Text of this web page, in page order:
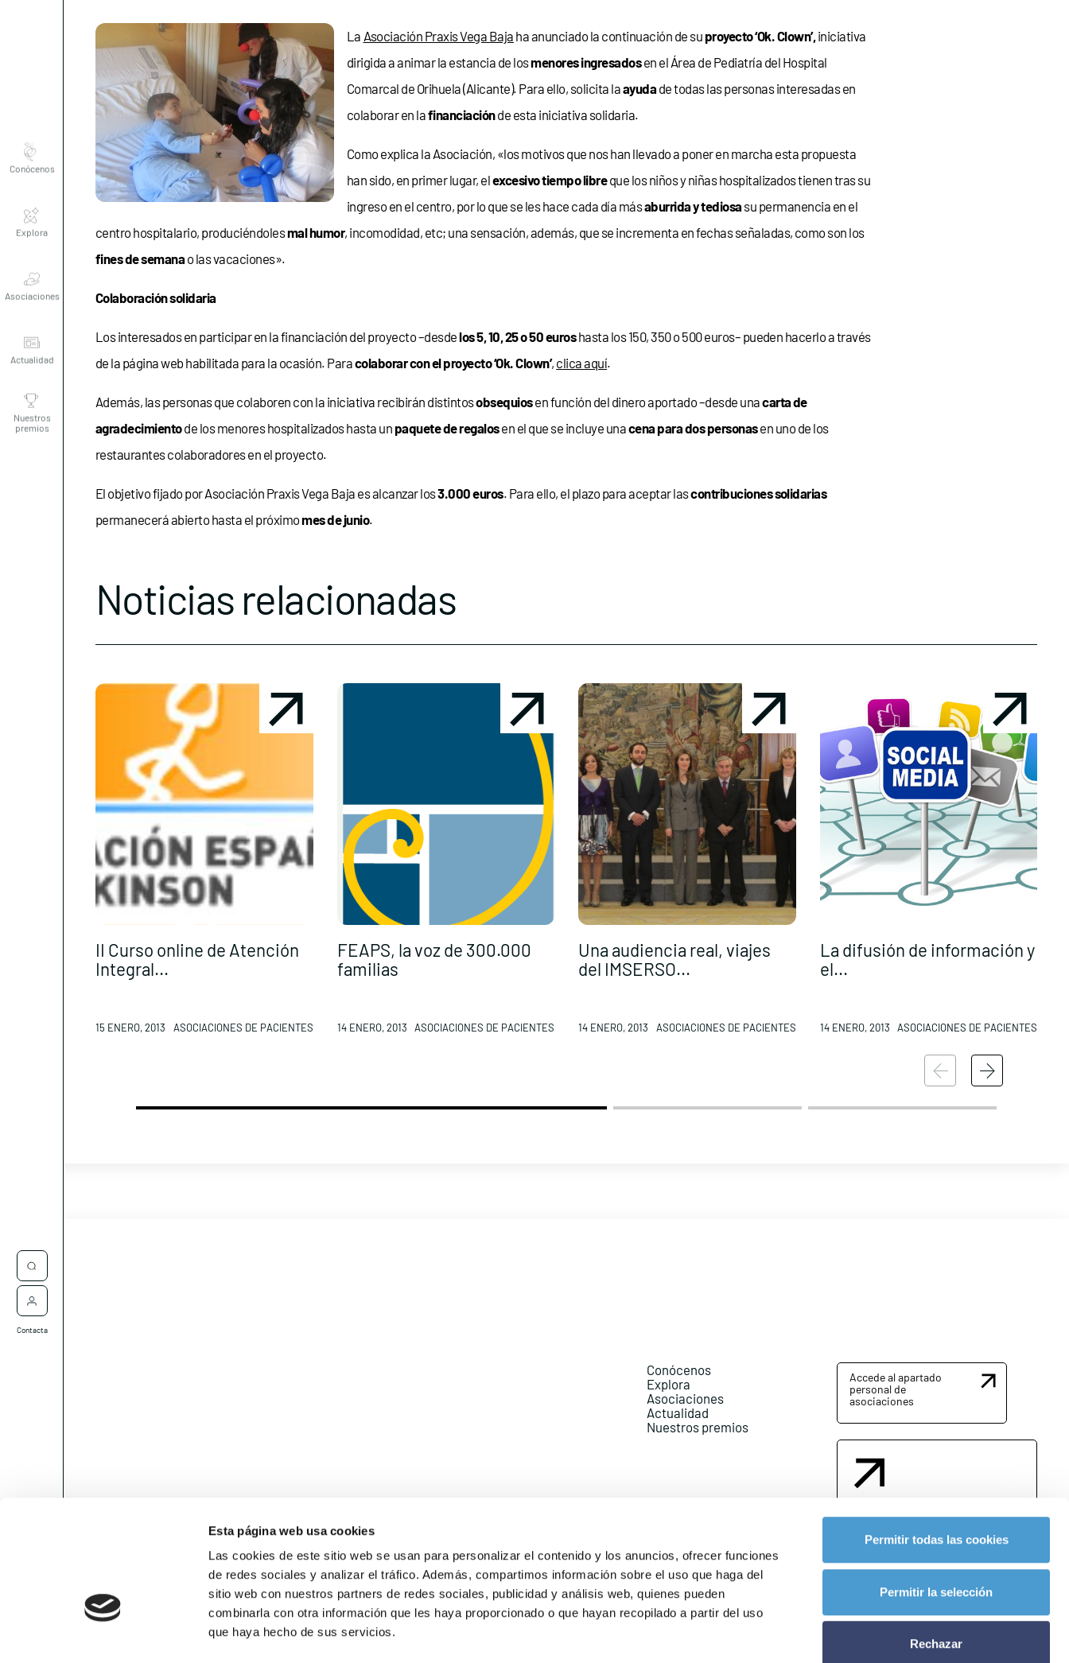
Esta página web usa cookies
Las cookies de este sitio web se usan para personalizar el contenido y los anuncios, ofrecer funciones
de redes sociales y analizar el tráfico. Además, compartimos información sobre el uso que haga del
sitio web con nuestros partners de redes sociales, publicidad y análisis web, quienes pueden
combinarla con otra información que les haya proporcionado o que hayan recopilado a partir del uso
que haya hecho de sus servicios.
Permitir todas las cookies
Permitir la selección
Rechazar
premios
Contacta
La Asociación Praxis Vega Baja ha anunciado la continuación de su proyecto ‘Ok. Clown’,iniciativa
dirigida a animar la estancia de losmenores ingresadosen el Área de Pediatría del Hospital
Comarcal de Orihuela (Alicante). Para ello, solicita laayuda de todas las personas interesadas en
colaborar en lafinanciaciónde esta iniciativa solidaria.
Como explica la Asociación, «los motivos que nos han llevado a poner en marcha esta propuesta
han sido, en primer lugar, elexcesivo tiempo libreque los niños y niñas hospitalizados tienen tras su
ingreso en el centro, por lo que se les hace cada día másaburrida y tediosa su permanencia en el
centro hospitalario, produciéndolesmal humor, incomodidad, etc; una sensación, además, que se incrementa en fechas señaladas, como son los
fines de semana o las vacaciones».
Colaboración solidaria
Los interesados en participar en la financiación del proyecto –desdelos 5, 10, 25 o 50 euroshasta los 150, 350 o 500 euros– pueden hacerlo a través
de la página web habilitada para la ocasión. Paracolaborar con el proyecto ‘Ok. Clown’, clica aquí.
Además, las personas que colaboren con la iniciativa recibirán distintosobsequiosen función del dinero aportado –desde unacarta de
agradecimientode los menores hospitalizados hasta un paquete de regalosen el que se incluye unacena para dos personasen uno de los
restaurantes colaboradores en el proyecto.
El objetivo fijado por Asociación Praxis Vega Baja es alcanzar los3.000 euros. Para ello, el plazo para aceptar lascontribuciones solidarias
permanecerá abierto hasta el próximomes de junio.
Noticias relacionadas
II Curso online de Atención
Integral...
15 ENERO, 2013 ASOCIACIONES DE PACIENTES
FEAPS, la voz de 300.000
familias
14 ENERO, 2013 ASOCIACIONES DE PACIENTES
Una audiencia real, viajes
del IMSERSO...
14 ENERO, 2013 ASOCIACIONES DE PACIENTES
La difusión de información y
el...
14 ENERO, 2013 ASOCIACIONES DE PACIENTES
Conócenos
Explora
Asociaciones
Actualidad
Nuestros premios
Accede al apartado
personal de
asociaciones
Contacta con nosotros
Política de Privacidad Política de Cookies Aviso legal